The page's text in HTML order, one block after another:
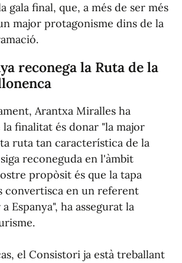
gala final, que, a més de ser més
major protagonisme dins de la
reconega la Ruta de la
Arantxa Miralles ha
finalitat és donar "la major
ruta tan característica de la
reconeguda en l'àmbit
propòsit és que la tapa
convertisca en un referent
Espanya", ha assegurat la
el Consistori ja està treballant